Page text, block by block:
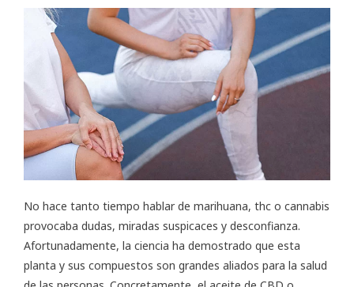
No hace tanto tiempo hablar de marihuana, thc o cannabis
provocaba dudas, miradas suspicaces y desconfianza.
Afortunadamente, la ciencia ha demostrado que esta
planta y sus compuestos son grandes aliados para la salud